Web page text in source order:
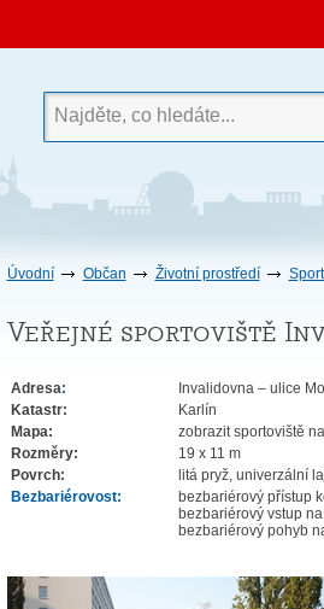
Úvodní Občan Životní prostředí
Veřejné sportoviště
Adresa:
Invalidovna – ulice
Katastr:
Karlín
Mapa:
zobrazit sportoviště na
Rozměry:
19 x 11 m
Povrch:
litá pryž, univerzální
Bezbariérovost:
bezbariérový přístup
bezbariérový vstup
bezbariérový pohyb